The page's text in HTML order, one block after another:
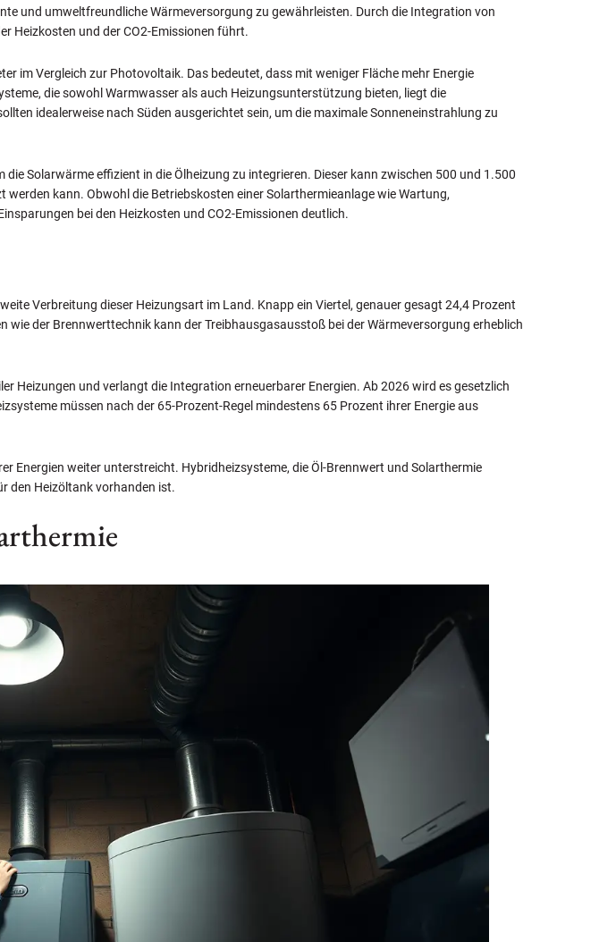
und umweltfreundliche Wärmeversorgung zu gewährleisten. Durch die Integration von
Heizkosten und der CO2-Emissionen führt.
im Vergleich zur Photovoltaik. Das bedeutet, dass mit weniger Fläche mehr Energie
die sowohl Warmwasser als auch Heizungsunterstützung bieten, liegt die
idealerweise nach Süden ausgerichtet sein, um die maximale Sonneneinstrahlung zu
Solarwärme effizient in die Ölheizung zu integrieren. Dieser kann zwischen 500 und 1.500
kann. Obwohl die Betriebskosten einer Solarthermieanlage wie Wartung,
bei den Heizkosten und CO2-Emissionen deutlich.
Verbreitung dieser Heizungsart im Land. Knapp ein Viertel, genauer gesagt 24,4 Prozent
der Brennwerttechnik kann der Treibhausgasausstoß bei der Wärmeversorgung erheblich
Heizungen und verlangt die Integration erneuerbarer Energien. Ab 2026 wird es gesetzlich
müssen nach der 65-Prozent-Regel mindestens 65 Prozent ihrer Energie aus
Energien weiter unterstreicht. Hybridheizsysteme, die Öl-Brennwert und Solarthermie
den Heizöltank vorhanden ist.